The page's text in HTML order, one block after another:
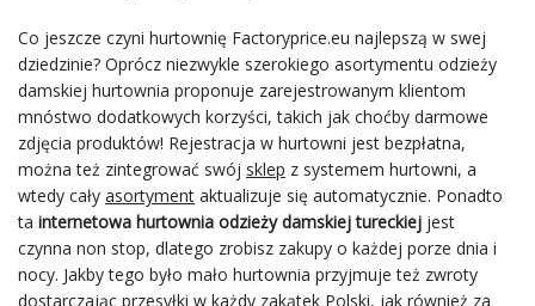
Co jeszcze czyni hurtownię Factoryprice.eu najlepszą w swej
dziedzinie? Oprócz niezwykle szerokiego asortymentu odzieży
damskiej hurtownia proponuje zarejestrowanym klientom
mnóstwo dodatkowych korzyści, takich jak choćby darmowe
zdjęcia produktów! Rejestracja w hurtowni jest bezpłatna,
można też zintegrować swój sklep z systemem hurtowni, a
wtedy cały asortyment aktualizuje się automatycznie. Ponadto
ta internetowa hurtownia odzieży damskiej tureckiej jest
czynna non stop, dlatego zrobisz zakupy o każdej porze dnia i
nocy. Jakby tego było mało hurtownia przyjmuje też zwroty
dostarczając przesyłki w każdy zakątek Polski, jak również za